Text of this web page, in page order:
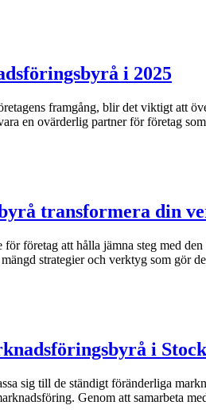
i 2025
framgång, blir det viktigt att
en ovärderlig partner för företag
transformera din
för företag att hålla jämna steg med
strategier och verktyg som gör
i
sig till de ständigt föränderliga
Genom att samarbeta